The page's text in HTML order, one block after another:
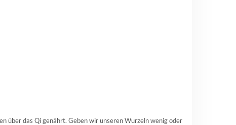
über das Qi genährt. Geben wir unseren Wurzeln wenig oder